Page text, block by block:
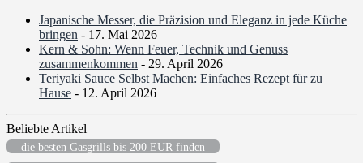
Japanische Messer, die Präzision und Eleganz in jede Küche
bringen - 17. Mai 2026
Kern & Sohn: Wenn Feuer, Technik und Genuss
zusammenkommen - 29. April 2026
Teriyaki Sauce Selbst Machen: Einfaches Rezept für zu
Hause - 12. April 2026
Beliebte Artikel
die besten Gasgrills bis 200 EUR finden